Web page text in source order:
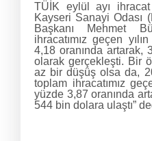
TÜİK eylül ayı
Kayseri Sanayi Odası
Başkanı Mehmet
ihracatımız geçen
4,18 oranında artarak,
olarak gerçekleşti. Bir
az bir düşüş olsa da,
toplam ihracatımız
yüzde 3,87 oranında
544 bin dolara ulaştı”